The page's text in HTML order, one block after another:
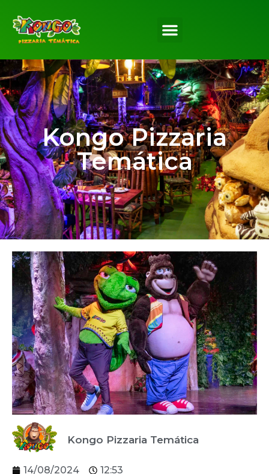
Kongo Pizzaria
Temática
Kongo Pizzaria Temática
14/08/2024 12:53